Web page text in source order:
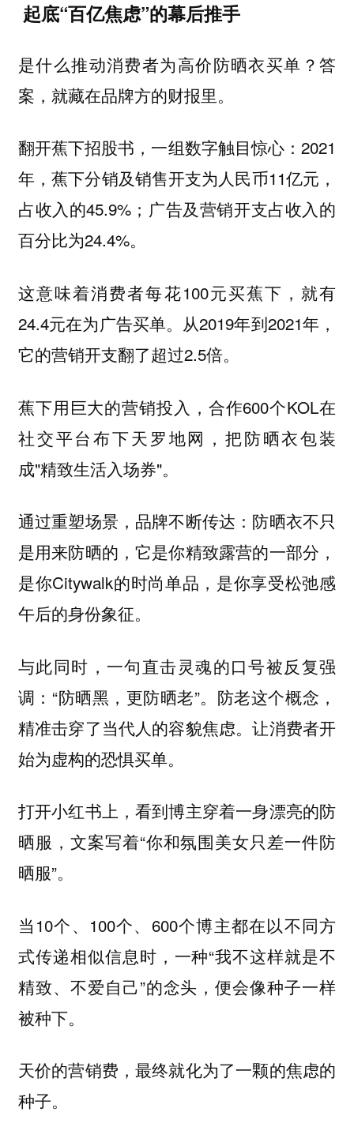
起底“百亿焦虑”的幕后推手
是什么推动消费者为高价防晒衣买单？答
案，就藏在品牌方的财报里。
翻开蕉下招股书，一组数字触目惊心：2021
年，蕉下分销及销售开支为人民币11亿元，
占收入的45.9%；广告及营销开支占收入的
百分比为24.4%。
这意味着消费者每花100元买蕉下，就有
24.4元在为广告买单。从2019年到2021年，
它的营销开支翻了超过2.5倍。
蕉下用巨大的营销投入，合作600个KOL在
社交平台布下天罗地网，把防晒衣包装
成"精致生活入场券"。
通过重塑场景，品牌不断传达：防晒衣不只
是用来防晒的，它是你精致露营的一部分，
是你Citywalk的时尚单品，是你享受松弛感
午后的身份象征。
与此同时，一句直击灵魂的口号被反复强
调：“防晒黑，更防晒老”。防老这个概念，
精准击穿了当代人的容貌焦虑。让消费者开
始为虚构的恐惧买单。
打开小红书上，看到博主穿着一身漂亮的防
晒服，文案写着“你和氛围美女只差一件防
晒服”。
当10个、100个、600个博主都在以不同方
式传递相似信息时，一种“我不这样就是不
精致、不爱自己”的念头，便会像种子一样
被种下。
天价的营销费，最终就化为了一颗的焦虑的
种子。